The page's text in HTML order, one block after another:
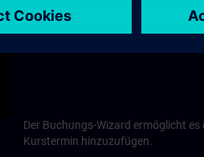
Der Buchungs-Wizard ermöglicht
Kurstermin hinzuzufügen.